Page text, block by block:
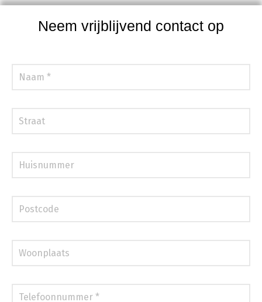
Neem vrijblijvend contact op